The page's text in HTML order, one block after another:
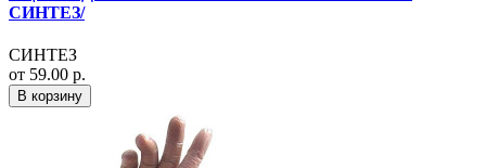
СИНТЕЗ/
СИНТЕЗ
от 59.00 р.
В корзину